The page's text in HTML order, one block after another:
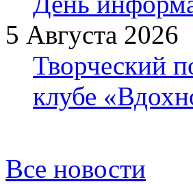
5 Августа 2026
Творческий
клубе
Все новости